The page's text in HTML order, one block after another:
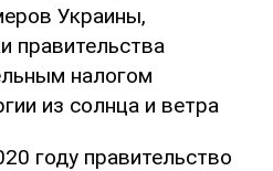
Украины,
правительства
налогом
из солнца и ветра
году правительство